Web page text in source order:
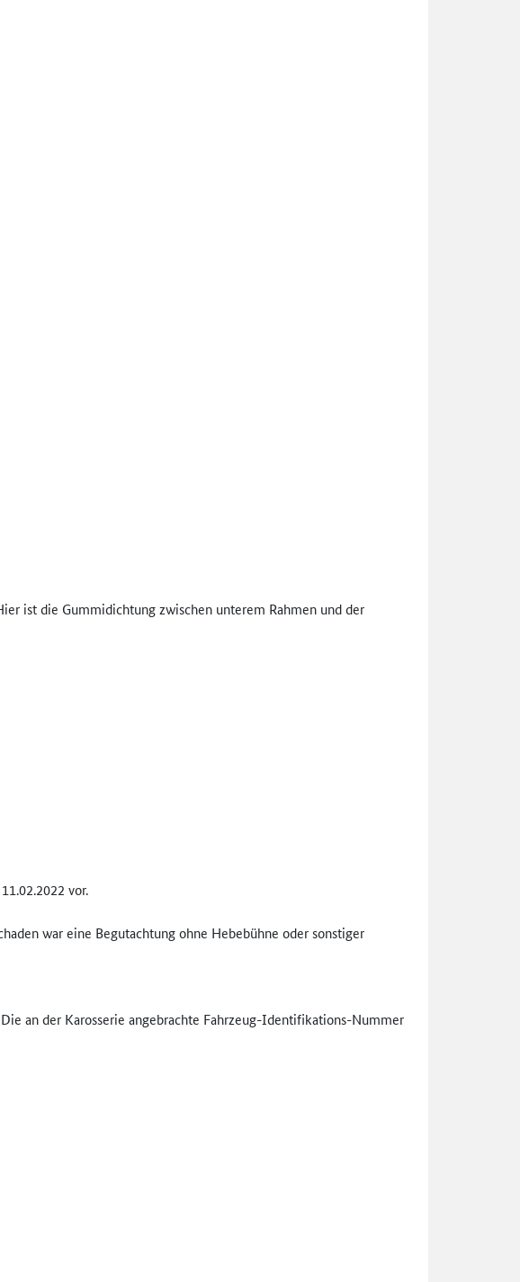
ist die Gummidichtung zwischen unterem Rahmen und der
vor.
war eine Begutachtung ohne Hebebühne oder sonstiger
an der Karosserie angebrachte Fahrzeug-Identifikations-Numme­r